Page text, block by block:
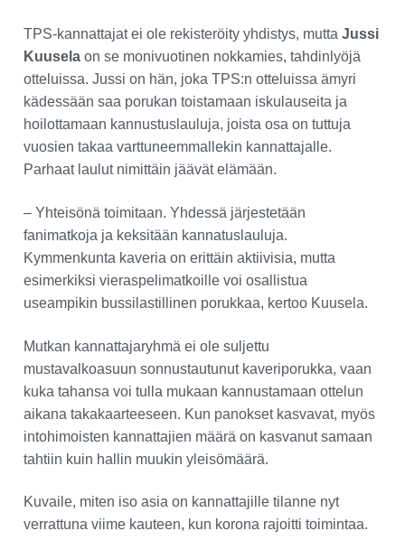
TPS-kannattajat ei ole rekisteröity yhdistys, mutta Jussi
Kuusela on se monivuotinen nokkamies, tahdinlyöjä
otteluissa. Jussi on hän, joka TPS:n otteluissa ämyri
kädessään saa porukan toistamaan iskulauseita ja
hoilottamaan kannustuslauluja, joista osa on tuttuja
vuosien takaa varttuneemmallekin kannattajalle.
Parhaat laulut nimittäin jäävät elämään.
– Yhteisönä toimitaan. Yhdessä järjestetään
fanimatkoja ja keksitään kannatuslauluja.
Kymmenkunta kaveria on erittäin aktiivisia, mutta
esimerkiksi vieraspelimatkoille voi osallistua
useampikin bussilastillinen porukkaa, kertoo Kuusela.
Mutkan kannattajaryhmä ei ole suljettu
mustavalkoasuun sonnustautunut kaveriporukka, vaan
kuka tahansa voi tulla mukaan kannustamaan ottelun
aikana takakaarteeseen. Kun panokset kasvavat, myös
intohimoisten kannattajien määrä on kasvanut samaan
tahtiin kuin hallin muukin yleisömäärä.
Kuvaile, miten iso asia on kannattajille tilanne nyt
verrattuna viime kauteen, kun korona rajoitti toimintaa.